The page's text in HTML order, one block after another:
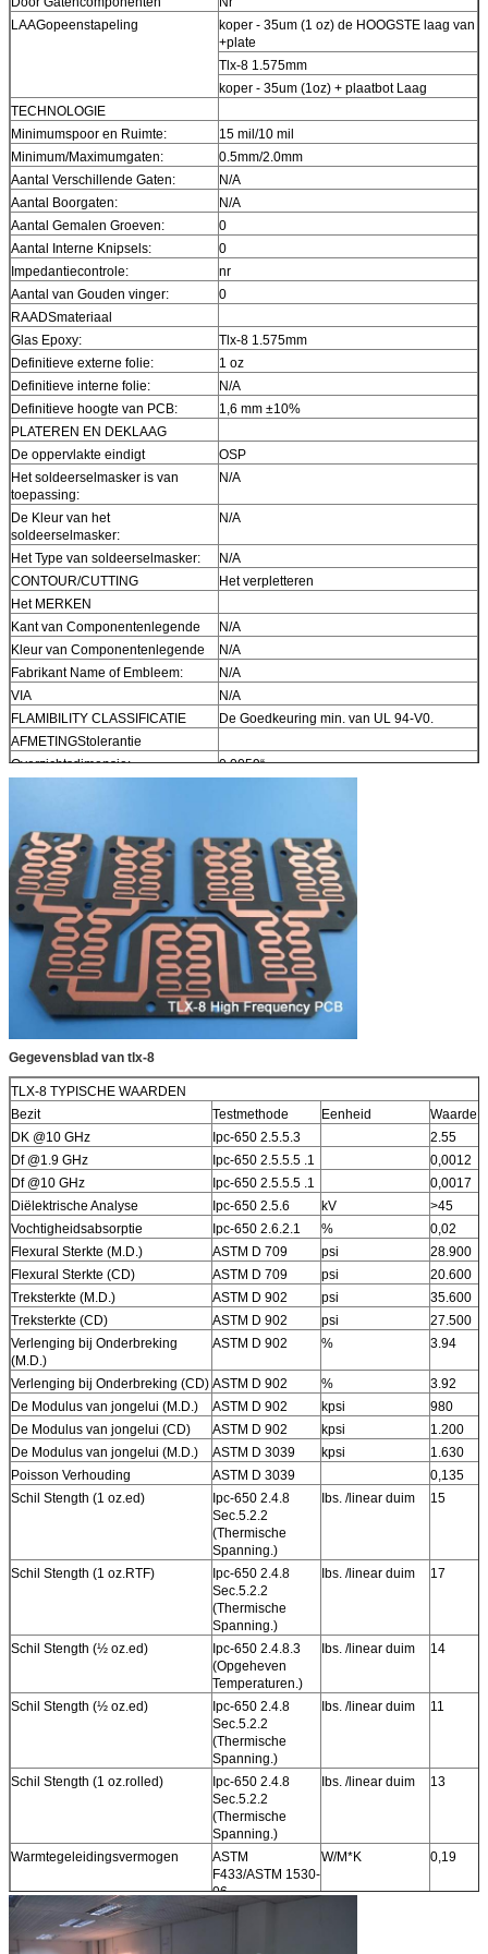
LAAGopeenstapeling
koper - 35um (1 oz) de HOOGSTE laag van
+plate
Tlx-8 1.575mm
koper - 35um (1oz) + plaatbot Laag
TECHNOLOGIE
Minimumspoor en Ruimte:
15 mil/10 mil
Minimum/Maximumgaten:
0.5mm/2.0mm
Aantal Verschillende Gaten:
N/A
Aantal Boorgaten:
N/A
Aantal Gemalen Groeven:
0
Aantal Interne Knipsels:
0
Impedantiecontrole:
nr
Aantal van Gouden vinger:
0
RAADSmateriaal
Glas Epoxy:
Tlx-8 1.575mm
Definitieve externe folie:
1 oz
Definitieve interne folie:
N/A
Definitieve hoogte van PCB:
1,6 mm ±10%
PLATEREN EN DEKLAAG
De oppervlakte eindigt
OSP
Het soldeerselmasker is van
toepassing:
N/A
De Kleur van het
soldeerselmasker:
N/A
Het Type van soldeerselmasker:
N/A
CONTOUR/CUTTING
Het verpletteren
Het MERKEN
Kant van Componentenlegende
N/A
Kleur van Componentenlegende
N/A
Fabrikant Name of Embleem:
N/A
VIA
N/A
FLAMIBILITY CLASSIFICATIE
De Goedkeuring min. van UL 94-V0.
AFMETINGStolerantie
Overzichtsdimensie:
0,0059“
TEST
100% elektrotest vroegere verzending
TYPE VAN TE LEVEREN
KUNSTWERK
e-maildossier, Gerber rs-274-X, PCBDOC
enz.
DE DIENSTgebied
Wereldwijd, globaal.
Gegevensblad van tlx-8
TLX-8 TYPISCHE WAARDEN
Bezit
Testmethode Eenheid
Waarde
DK @10 GHz
Ipc-650 2.5.5.3
2.55
Df @1.9 GHz
Ipc-650 2.5.5.5 .1
0,0012
Df @10 GHz
Ipc-650 2.5.5.5 .1
0,0017
Diëlektrische Analyse
Ipc-650 2.5.6 kV
>45
Vochtigheidsabsorptie
Ipc-650 2.6.2.1 %
0,02
Flexural Sterkte (M.D.)
ASTM D 709 psi
28.900
Flexural Sterkte (CD)
ASTM D 709 psi
20.600
Treksterkte (M.D.)
ASTM D 902 psi
35.600
Treksterkte (CD)
ASTM D 902 psi
27.500
Verlenging bij Onderbreking
(M.D.)
ASTM D 902 % 3.94
Verlenging bij Onderbreking (CD) ASTM D 902 %
3.92
De Modulus van jongelui (M.D.)
ASTM D 902 kpsi
980
De Modulus van jongelui (CD)
ASTM D 902 kpsi
1.200
De Modulus van jongelui (M.D.)
ASTM D 3039 kpsi
1.630
Poisson Verhouding
ASTM D 3039
0,135
Schil Stength (1 oz.ed)
Ipc-650 2.4.8
Sec.5.2.2
(Thermische
Spanning.)
Ibs. /linear duim 15
Schil Stength (1 oz.RTF)
Ipc-650 2.4.8
Sec.5.2.2
(Thermische
Spanning.)
Ibs. /linear duim 17
Schil Stength (½ oz.ed)
Ipc-650 2.4.8.3
(Opgeheven
Temperaturen.)
Ibs. /linear duim 14
Schil Stength (½ oz.ed)
Ipc-650 2.4.8
Sec.5.2.2
(Thermische
Spanning.)
Ibs. /linear duim 11
Schil Stength (1 oz.rolled)
Ipc-650 2.4.8
Sec.5.2.2
(Thermische
Spanning.)
Ibs. /linear duim 13
Warmtegeleidingsvermogen
ASTM
F433/ASTM 1530-
06
W/M*K 0,19
Dimensionale Stabiliteit (M.D.)
Ipc-650 2.4.39